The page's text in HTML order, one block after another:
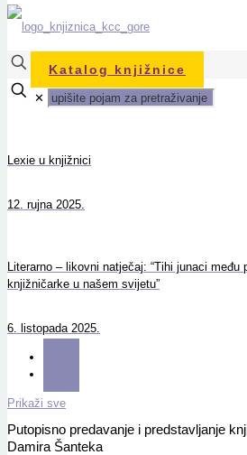
Katalog knjižnice
✕
Lexie u knjižnici
12. rujna 2025.
Literarno – likovni natječaj: “Tihi junaci među
knjižničarke u našem svijetu”
6. listopada 2025.
Prikaži sve
Putopisno predavanje i predstavljanje
Damira Šanteka